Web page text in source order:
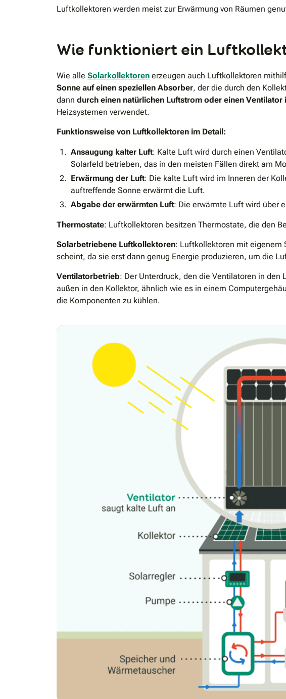
Luftkollektoren werden meist zur Erwärmung von Räumen
Wie funktioniert ein
Wie alle Solarkollektoren erzeugen auch Luftkollektoren
Sonne auf einen speziellen Absorber, der die durch den
dann durch einen natürlichen Luftstrom oder einen Ventilator
Heizsystemen verwendet.
Funktionsweise von Luftkollektoren im Detail:
Ansaugung kalter Luft: Kalte Luft wird durch einen
Solarfeld betrieben, das in den meisten Fällen direkt am
Erwärmung der Luft: Die kalte Luft wird im Inneren der
auftreffende Sonne erwärmt die Luft.
Abgabe der erwärmten Luft: Die erwärmte Luft wird über
Thermostate: Luftkollektoren besitzen Thermostate, die den
Solarbetriebene Luftkollektoren: Luftkollektoren mit eigenem
scheint, da sie erst dann genug Energie produzieren, um die
Ventilatorbetrieb: Der Unterdruck, den die Ventilatoren in
außen in den Kollektor, ähnlich wie es in einem
die Komponenten zu kühlen.